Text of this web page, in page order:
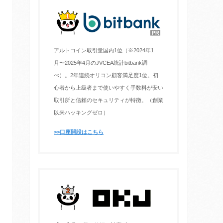
アルトコイン取引量国内1位（※2024年1
月〜2025年4月のJVCEA統計bitbank調
べ）。2年連続オリコン顧客満足度1位。初
心者から上級者まで使いやすく手数料が安い
取引所と信頼のセキュリティが特徴。（創業
以来ハッキングゼロ）
>>口座開設はこちら